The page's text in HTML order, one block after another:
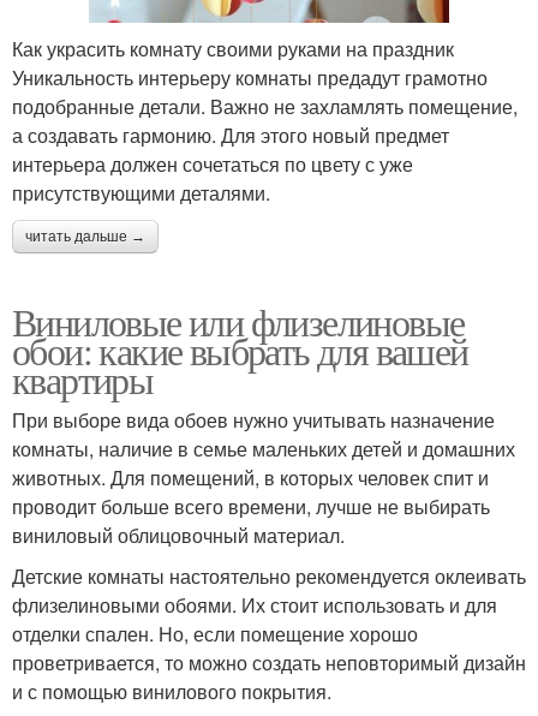
Как украсить комнату своими руками на праздник
Уникальность интерьеру комнаты предадут грамотно
подобранные детали. Важно не захламлять помещение,
а создавать гармонию. Для этого новый предмет
интерьера должен сочетаться по цвету с уже
присутствующими деталями.
читать дальше →
Виниловые или флизелиновые
обои: какие выбрать для вашей
квартиры
При выборе вида обоев нужно учитывать назначение
комнаты, наличие в семье маленьких детей и домашних
животных. Для помещений, в которых человек спит и
проводит больше всего времени, лучше не выбирать
виниловый облицовочный материал.
Детские комнаты настоятельно рекомендуется оклеивать
флизелиновыми обоями. Их стоит использовать и для
отделки спален. Но, если помещение хорошо
проветривается, то можно создать неповторимый дизайн
и с помощью винилового покрытия.